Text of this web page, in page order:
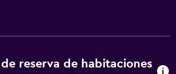
reserva de habitaciones